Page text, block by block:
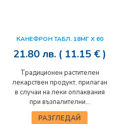
КАНЕФРОН ТАБЛ. 18МГ Х 60
21.80лв. ( 11.15 € )
Традиционен растителен
лекарствен продукт, прилаган
в случаи на леки оплаквания
при възпалителни...
РАЗГЛЕДАЙ